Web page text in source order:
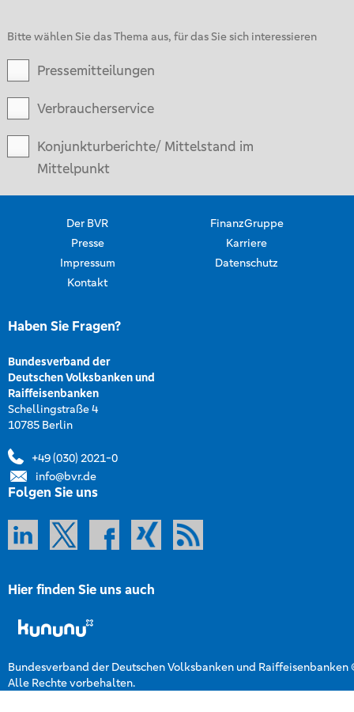
Bitte wählen Sie das Thema aus, für das Sie sich interessieren
Pressemitteilungen
Verbraucherservice
Konjunkturberichte/ Mittelstand im
Mittelpunkt
Der BVR
FinanzGruppe
Presse
Karriere
Impressum
Datenschutz
Kontakt
Haben Sie Fragen?
Bundesverband der
Deutschen Volksbanken und
Raiffeisenbanken
Schellingstraße 4
10785 Berlin
+49 (030) 2021-0
info@bvr.de
Folgen Sie uns
Hier finden Sie uns auch
Bundesverband der Deutschen Volksbanken und Raiffeisenbanken
Alle Rechte vorbehalten.